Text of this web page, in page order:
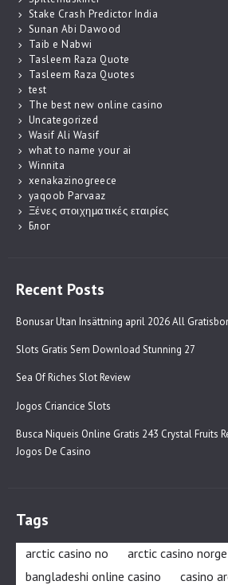
Stake Crash Predictor India
Sunan Abi Dawood
Taib e Nabwi
Tasleem Raza Quote
Tasleem Raza Quotes
test
The best new online casino
Uncategorized
Wasif Ali Wasif
what to name your ai
Winnita
xenakazinogreece
yaqoob Parvaaz
Ξένες στοιχηματικές εταιρίες
Блог
Recent Posts
Bonusar Utan Insättning april 2026 All
Slots Gratis Sem Download Stunning 27
Sea Of Riches Slot Review
Jogos Criancice Slots
Busca Niqueis Online Gratis 243 Crystal Fruits
Jogos De Casino
Tags
arctic casino no
arctic casino norge
bangladeshi online casino
casino